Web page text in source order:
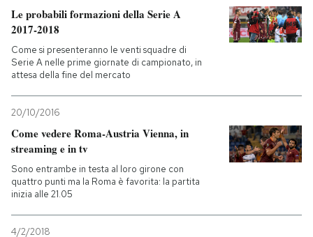
Le probabili formazioni della Serie A
2017-2018
Come si presenteranno le venti squadre di
Serie A nelle prime giornate di campionato, in
attesa della fine del mercato
20/10/2016
Come vedere Roma-Austria Vienna, in
streaming e in tv
Sono entrambe in testa al loro girone con
quattro punti ma la Roma è favorita: la partita
inizia alle 21.05
4/2/2018